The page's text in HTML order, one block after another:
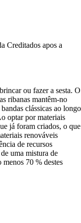
Creditados apos a
ou fazer a sesta. O
ribanas mantêm-no
clássicas ao longo
optar por materiais
já foram criados, o que
renováveis
de recursos
uma mistura de
70 % destes